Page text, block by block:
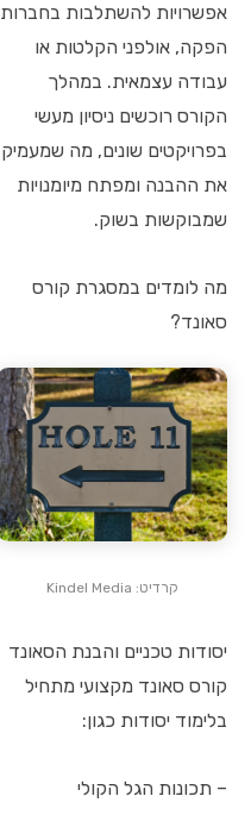
אפשרויות להשתלבות בחברות
הפקה, אולפני הקלטות או
עבודה עצמאית. במהלך
הקורס רוכשים ניסיון מעשי
בפרויקטים שונים, מה שמעמיק
את ההבנה ומפתח מיומנויות
שמבוקשות בשוק.
מה לומדים במסגרת קורס
סאונד?
קרדיט: Kindel Media
יסודות טכניים והבנת הסאונד
קורס סאונד מקצועי מתחיל
בלימוד יסודות כגון:
– תכונות הגל הקולי